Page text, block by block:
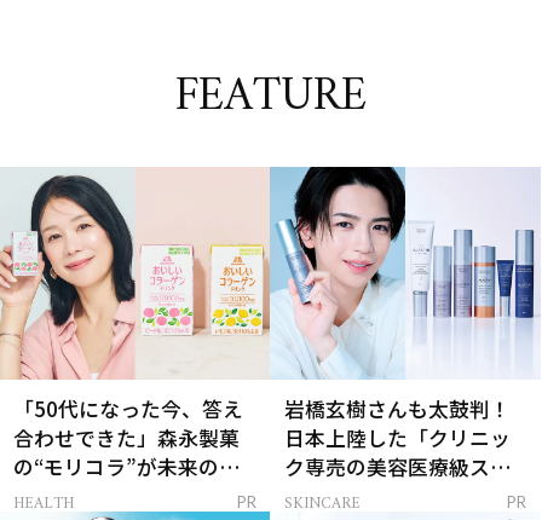
FEATURE
「50代になった今、答え
合わせできた」森永製菓
の“モリコラ”が未来のキ
レイを連れてくる！
HEALTH PR
岩橋玄樹さんも太鼓判！
日本上陸した「クリニッ
ク専売の美容医療級スキ
ンケア」
SKINCARE PR